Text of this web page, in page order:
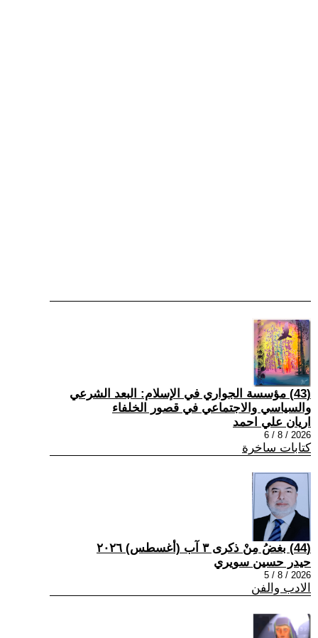
(43) مؤسسة الجواري في الإسلام: البعد الشرعي
والسياسي والاجتماعي في قصور الخلفاء
اريان علي احمد
2026 / 8 / 6
كتابات ساخرة
(44) بغضُ مِنْ ذكرى ٣ آب (أغسطس) ٢٠٢٦
حيدر حسين سويري
2026 / 8 / 5
الادب والفن